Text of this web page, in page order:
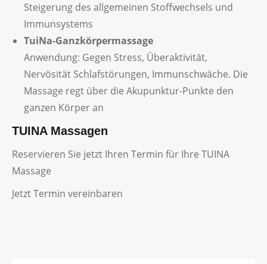
Steigerung des allgemeinen Stoffwechsels und
Immunsystems
TuiNa-Ganzkörpermassage
Anwendung: Gegen Stress, Überaktivität,
Nervösität Schlafstörungen, Immunschwäche. Die
Massage regt über die Akupunktur-Punkte den
ganzen Körper an
TUINA Massagen
Reservieren Sie jetzt Ihren Termin für Ihre TUINA
Massage
Jetzt Termin vereinbaren